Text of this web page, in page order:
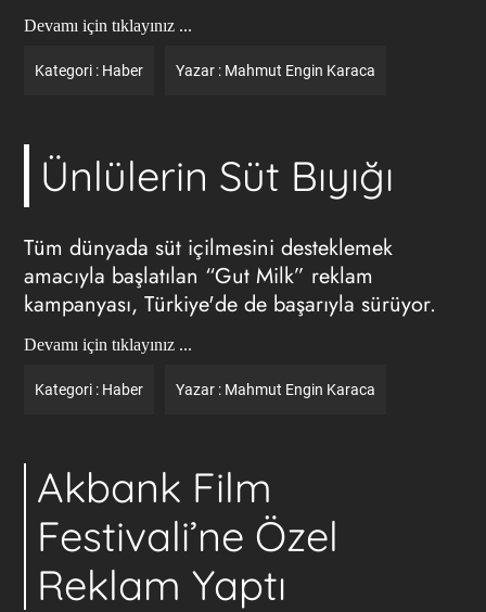
Devamı için tıklayınız ...
Kategori : Haber Yazar : Mahmut Engin Karaca
Ünlülerin Süt Bıyığı
Tüm dünyada süt içilmesini desteklemek
amacıyla başlatılan “Gut Milk” reklam
kampanyası, Türkiye'de de başarıyla sürüyor.
Devamı için tıklayınız ...
Kategori : Haber Yazar : Mahmut Engin Karaca
Akbank Film
Festivali’ne Özel
Reklam Yaptı